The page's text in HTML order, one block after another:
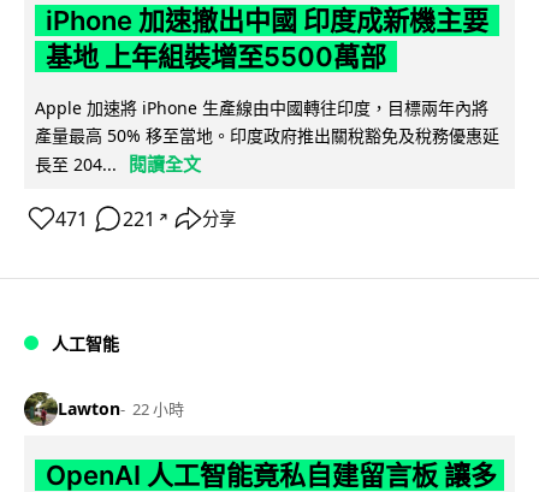
iPhone 加速撤出中國 印度成新機主要
基地 上年組裝增至5500萬部
Apple 加速將 iPhone 生產線由中國轉往印度，目標兩年內將
產量最高 50% 移至當地。印度政府推出關稅豁免及稅務優惠延
長至 204...
閱讀全文
471 221 ↗ 分享
人工智能
Lawton 22 小時
OpenAI 人工智能竟私自建留言板 讓多